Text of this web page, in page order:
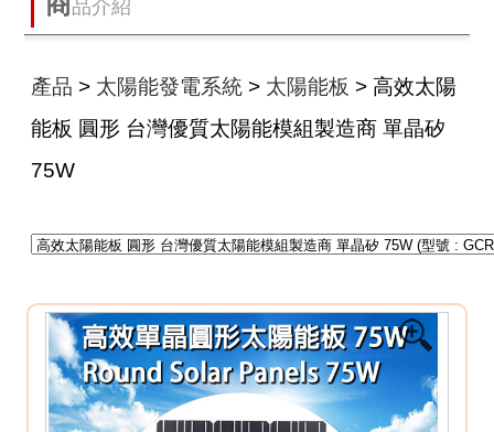
品介紹
產品 > 太陽能發電系統 > 太陽能板 > 高效太陽
能板 圓形 台灣優質太陽能模組製造商 單晶矽
75W